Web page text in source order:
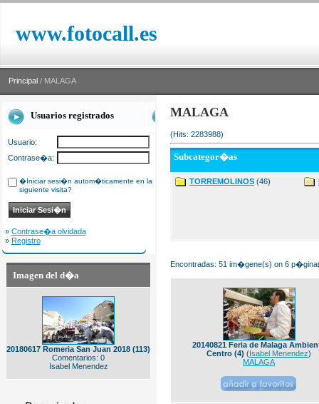
www.fotocall.es
Principal / MALAGA
Usuarios registrados
Usuario:
Contrase�a:
�Iniciar sesi�n autom�ticamente en la
siguiente visita?
» Contrase�a olvidada
» Registro
Imagen del d�a
20180617 Romeria San Juan 2018 (113)
Comentarios: 0
Isabel Menendez
MALAGA
(Hits: 2283988)
Subcategor�as
TORREMOLINOS (46)
Encontradas: 51 im�gene(s) on 6
20140821 Feria de Malaga
Centro (4) (Isabel Menendez)
MALAGA